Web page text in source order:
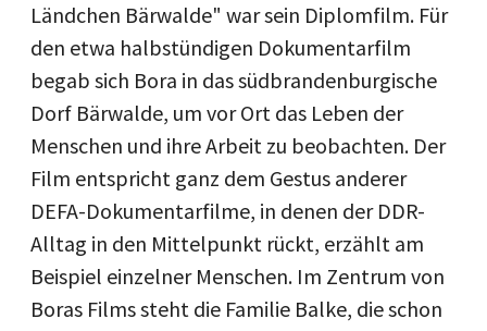
Ländchen Bärwalde" war sein Diplomfilm. Für
den etwa halbstündigen Dokumentarfilm
begab sich Bora in das südbrandenburgische
Dorf Bärwalde, um vor Ort das Leben der
Menschen und ihre Arbeit zu beobachten. Der
Film entspricht ganz dem Gestus anderer
DEFA-Dokumentarfilme, in denen der DDR-
Alltag in den Mittelpunkt rückt, erzählt am
Beispiel einzelner Menschen. Im Zentrum von
Boras Films steht die Familie Balke, die schon